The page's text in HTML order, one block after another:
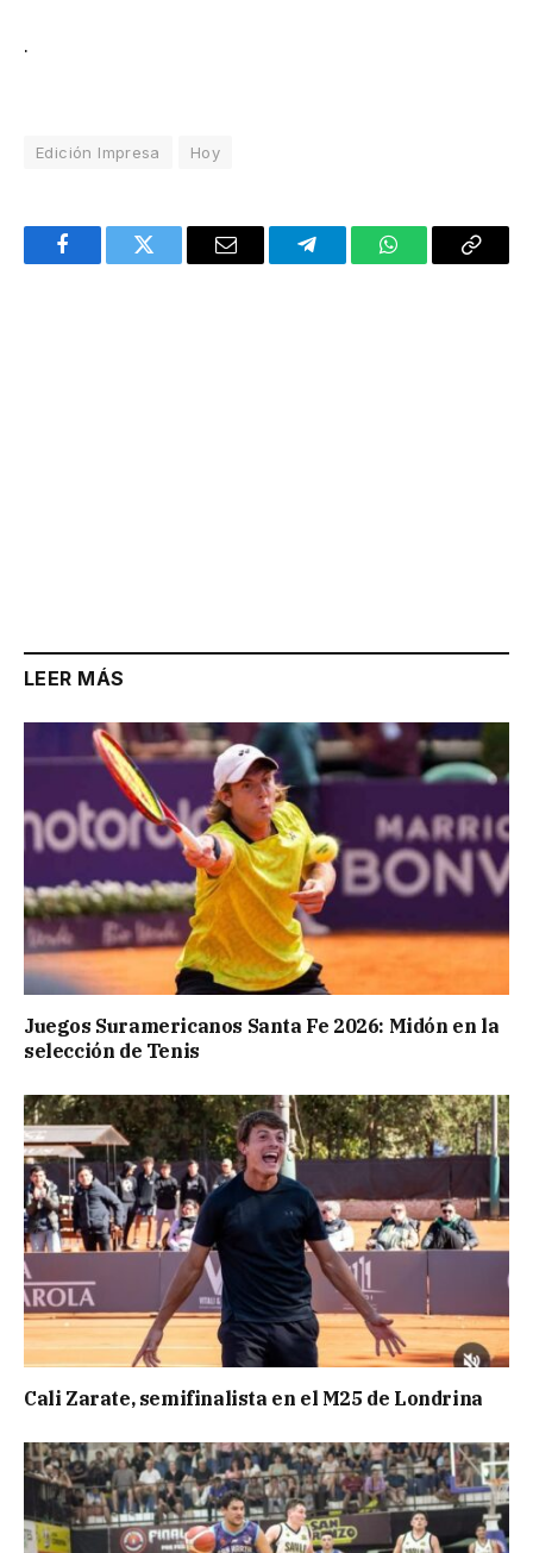
.
Edición Impresa Hoy
FacebookTwitter Email TelegramWhatsAppCopy
LEER MÁS
Juegos Suramericanos Santa Fe 2026: Midón en la
selección de Tenis
Cali Zarate, semifinalista en el M25 de Londrina